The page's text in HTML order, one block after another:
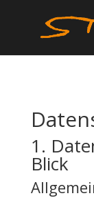
1.
Blick